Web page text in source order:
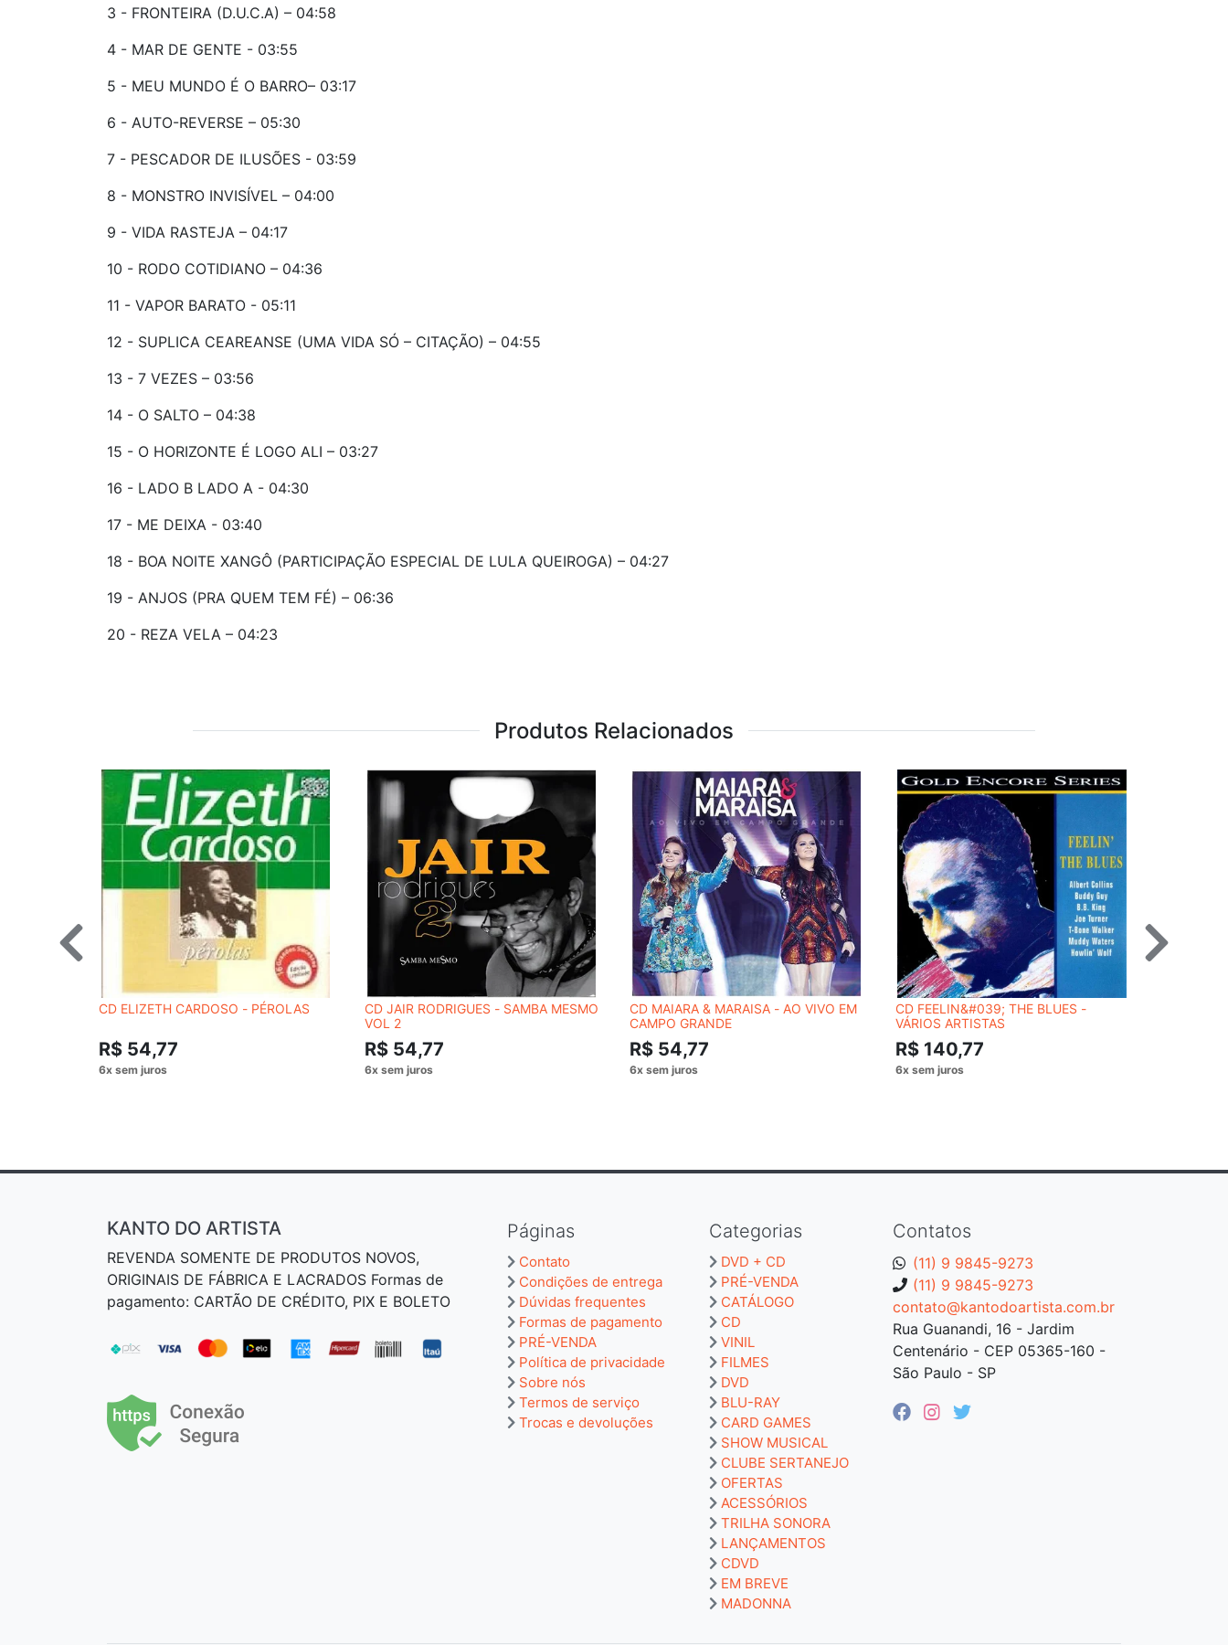
3 - FRONTEIRA (D.U.C.A) – 04:58
4 - MAR DE GENTE - 03:55
5 - MEU MUNDO É O BARRO– 03:17
6 - AUTO-REVERSE – 05:30
7 - PESCADOR DE ILUSÕES - 03:59
8 - MONSTRO INVISÍVEL – 04:00
9 - VIDA RASTEJA – 04:17
10 - RODO COTIDIANO – 04:36
11 - VAPOR BARATO - 05:11
12 - SUPLICA CEAREANSE (UMA VIDA SÓ – CITAÇÃO) – 04:55
13 - 7 VEZES – 03:56
14 - O SALTO – 04:38
15 - O HORIZONTE É LOGO ALI – 03:27
16 - LADO B LADO A - 04:30
17 - ME DEIXA - 03:40
18 - BOA NOITE XANGÔ (PARTICIPAÇÃO ESPECIAL DE LULA QUEIROGA) – 04:27
19 - ANJOS (PRA QUEM TEM FÉ) – 06:36
20 - REZA VELA – 04:23
Produtos Relacionados
CD ELIZETH CARDOSO - PÉROLAS
R$ 54,77
CD JAIR RODRIGUES - SAMBA MESMO
VOL 2
R$ 54,77
CD MAIARA & MARAISA - AO VIVO EM
CAMPO GRANDE
R$ 54,77
CD FEELIN&#039; THE BLUES -
VÁRIOS ARTISTAS
R$ 140,77
Contatos
(11) 9 9845-9273
(11) 9 9845-9273
contato@kantodoartista.com.br
Rua Guanandi, 16 - Jardim
Centenário - CEP 05365-160 -
São Paulo - SP
Páginas
Contato
Condições de entrega
Dúvidas frequentes
Formas de pagamento
PRÉ-VENDA
Política de privacidade
Sobre nós
Termos de serviço
Trocas e devoluções
Categorias
DVD + CD
PRÉ-VENDA
CATÁLOGO
CD
VINIL
FILMES
DVD
BLU-RAY
CARD GAMES
SHOW MUSICAL
CLUBE SERTANEJO
OFERTAS
ACESSÓRIOS
TRILHA SONORA
LANÇAMENTOS
CDVD
EM BREVE
MADONNA
KANTO DO ARTISTA
REVENDA SOMENTE DE PRODUTOS NOVOS,
ORIGINAIS DE FÁBRICA E LACRADOS Formas de
pagamento: CARTÃO DE CRÉDITO, PIX E BOLETO